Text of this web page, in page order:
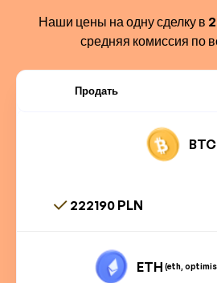
Наши цены на одну сделку в
средняя комиссия по
Продать
BTC
222190 PLN
ETH (eth,